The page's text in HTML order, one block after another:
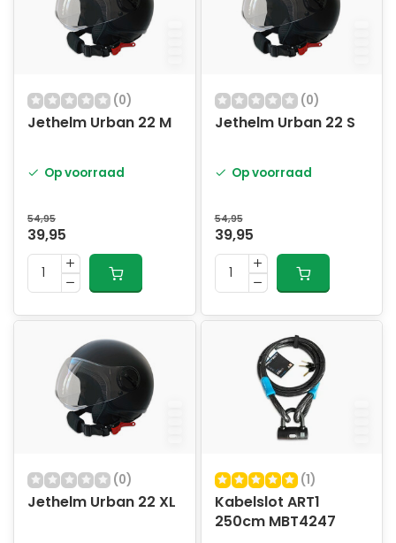
(0)
Jethelm Urban 22 M
Op voorraad
54,95
39,95
(0)
Jethelm Urban 22 S
Op voorraad
54,95
39,95
(0)
Jethelm Urban 22 XL
(1)
Kabelslot ART1
250cm MBT4247